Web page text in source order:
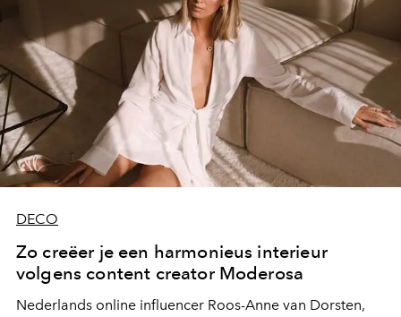
DECO
Zo creëer je een harmonieus interieur
volgens content creator Moderosa
Nederlands online influencer Roos-Anne van Dorsten,